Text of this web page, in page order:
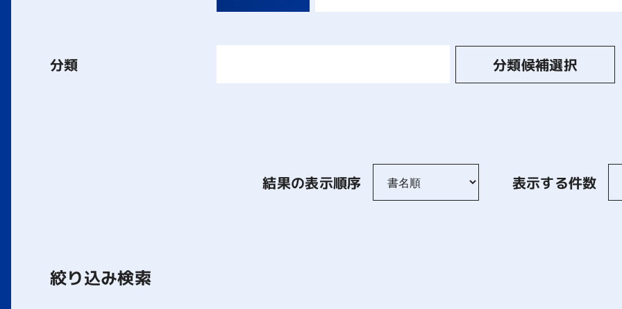
分類 分類候補選択
結果の表示順序 表示する件数
絞り込み検索